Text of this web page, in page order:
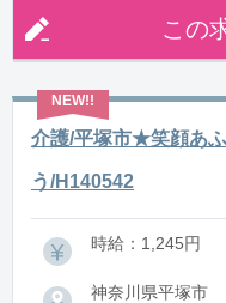
この
介護/平塚市★笑顔あ
う/H140542
時給：1,245円
神奈川県平塚市